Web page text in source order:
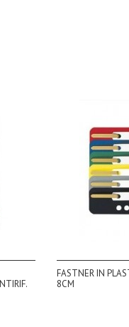
FASTNER IN
8CM